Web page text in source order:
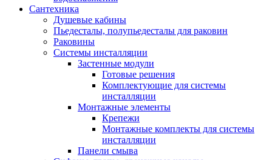
Сантехника
Душевые кабины
Пьедесталы, полупьедесталы для раковин
Раковины
Системы инсталляции
Застенные модули
Готовые решения
Комплектующие для системы
инсталляции
Монтажные элементы
Крепежи
Монтажные комплекты для системы
инсталляции
Панели смыва